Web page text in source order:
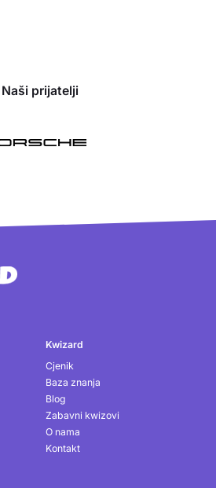
Naši prijatelji
Kwizard
Cjenik
Baza znanja
Blog
Zabavni kwizovi
O nama
Kontakt